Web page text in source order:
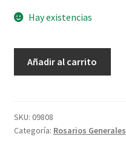
Hay existencias
Madera
cantidad
Añadir al carrito
SKU: 09808
Categoría: Rosarios Generales